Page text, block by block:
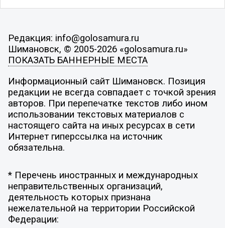
Редакция: info@golosamura.ru
Шимановск, © 2005-2026 «golosamura.ru»
ПОКАЗАТЬ БАННЕРНЫЕ МЕСТА
Информационный сайт Шимановск. Позиция
редакции не всегда совпадает с точкой зрения
авторов. При перепечатке текстов либо ином
использовании текстовых материалов с
настоящего сайта на иных ресурсах в сети
Интернет гиперссылка на источник
обязательна.
* Перечень иностранных и международных
неправительственных организаций,
деятельность которых признана
нежелательной на территории Российской
Федерации: